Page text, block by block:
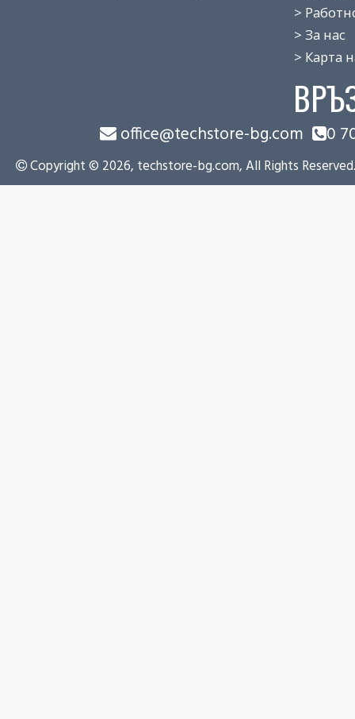
> Работно
> За нас
> Карта на
office@techstore-bg.com 0
Copyright © 2026, techstore-bg.com, All Rights Reserved.